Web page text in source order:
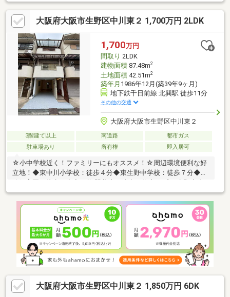
っかりした造りで安心して暮らせます〇4階建てのお家で、家族そ
れぞれのプライベート空間を確保〇徒歩10分以内に複数の駅があ
り、毎日の移動が楽になります
大阪府大阪市生野区中川東２ 1,700万円 2LDK
1,700万円
間取り 2LDK
建物面積87.48m2
土地面積42.51m2
築年月 1986年12月(築39年9ヶ月)
地下鉄千日前線 北巽駅 徒歩11分
その他の交通
大阪府大阪市生野区中川東２
3階建て以上 南道路
都市ガス
駐車場あり
所有権 即入居可
☆小中学校近く！ファミリーにもオススメ！☆周辺環境便利な好
立地！◆東中川小学校：徒歩４分◆東生野中学校：徒歩７分◆小
店：徒歩１５分■自己資金０円からでも購入OK！■住宅ローン・フ
ァイナンシャルプランナー相談会実施中！「お家を買いたいけ
ど、なにからはじめればいいの？」不動産購入で失敗しないため
にも、小さなことでもぜひ当社へご相談ください！
大阪府大阪市生野区中川東２ 1,850万円 6DK